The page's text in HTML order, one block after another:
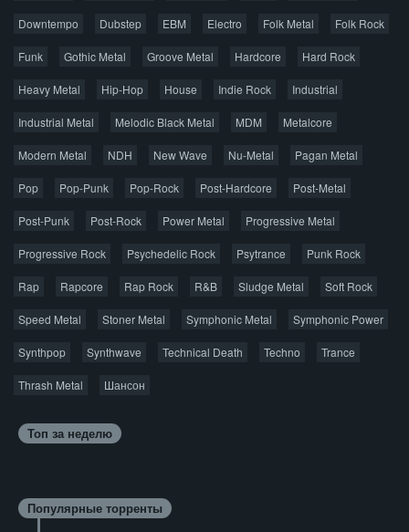
Downtempo Dubstep EBM Electro Folk Metal Folk Rock
Funk Gothic Metal Groove Metal Hardcore Hard Rock
Heavy Metal Hip-Hop House Indie Rock Industrial
Industrial Metal Melodic Black Metal MDM Metalcore
Modern Metal NDH New Wave Nu-Metal Pagan Metal
Pop Pop-Punk Pop-Rock Post-Hardcore Post-Metal
Post-Punk Post-Rock Power Metal Progressive Metal
Progressive Rock Psychedelic Rock Psytrance Punk Rock
Rap Rapcore Rap Rock R&B Sludge Metal Soft Rock
Speed Metal Stoner Metal Symphonic Metal Symphonic Power
Synthpop Synthwave Technical Death Techno Trance
Thrash Metal Шансон
Топ за неделю
Популярные торренты
Главная Поиск по сайту
Карта сайта
Джаз
Метал Поп Рэп Рок Шансон
Весь материал выложен для ознакомления, после
лицензионную копию.